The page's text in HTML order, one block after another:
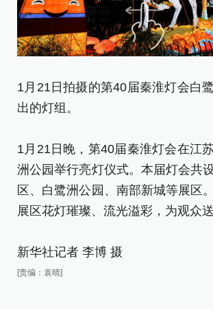
1月21日拍摄的第40届秦淮灯会白
出的灯组。
1月21日晚，第40届秦淮灯会在江
洲公园举行亮灯仪式。本届灯会共
区、白鹭洲公园、南部新城等展区
展区花灯璀璨、流光溢彩，为观众
新华社记者 李博 摄
[责编：袁晴]